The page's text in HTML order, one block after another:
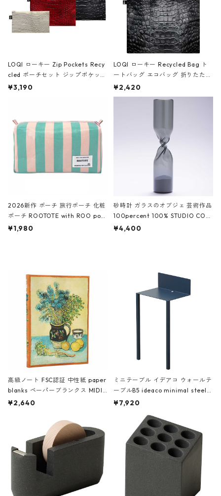
LOQI ローキー Zip Pockets Recy
cled ポーチセット ジップポケット
ファスナーポーチ 撥水加工 トラベ
ーガンディー、オフホワイト
¥3,190
LOQI ローキー Recycled Bag ト
ートバッグ エコバッグ 折りたたみ
大きめ 撥水加工 収納ポーチ CRO
CODILE/Black クロコダイル/ブラ
¥2,420
2026新作 ポーチ 旅行ポーチ 化粧
ポーチ ROOTOTE with ROO pou
ch 3532 ルートート WR.ポーチ.ラ
¥1,980
砂時計 ガラスのオブジェ 芸術作品
100percent 100% STUDIO COH
AKU Timeless 100パーセント ス
¥4,400
高級ノート FSC認証 中性紙 paper
blanks ペーパーブランクス MIDI
ハードカバー 罫線 ヴァン・ゴッホ
¥2,640
ミニテーブル イデアコ ウォールテ
ーブルB5 ideaco minimal steel f
urniture WALL Table B5 ネイビー
¥7,920